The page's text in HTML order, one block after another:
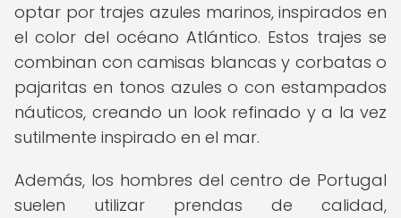
optar por trajes azules marinos, inspirados en
el color del océano Atlántico. Estos trajes se
combinan con camisas blancas y corbatas o
pajaritas en tonos azules o con estampados
náuticos, creando un look refinado y a la vez
sutilmente inspirado en el mar.
Además, los hombres del centro de Portugal
suelen utilizar prendas de calidad,